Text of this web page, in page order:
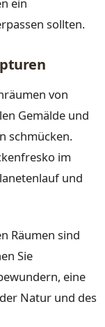
sollten.
von
Gemälde und
schmücken.
im
und
Räumen sind
Sie
eine
Natur und des